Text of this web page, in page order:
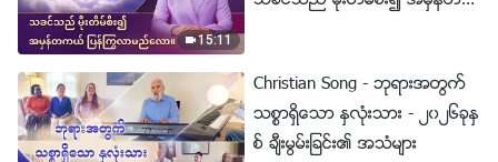
15:11
Christian Song - ဘုရားအတြက္
သစၥာရွိေသာ ႏွလုံးသား - ၂၀၂၆ခုႏွ
စ္ ခ်ီးမြမ္းျခင္း၏ အသံမ်ား